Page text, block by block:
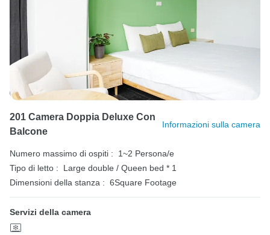
201 Camera Doppia Deluxe Con
Balcone
Informazioni sulla camera
Numero massimo di ospiti :
1~2 Persona/e
Tipo di letto :
Large double / Queen bed * 1
Dimensioni della stanza : 6Square Footage
Servizi della camera